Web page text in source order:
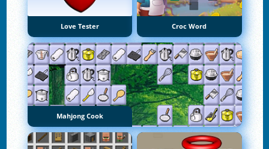
Love Tester Croc Word
Mahjong Cook